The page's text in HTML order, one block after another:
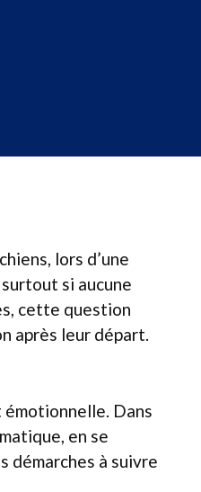
lors d’une
si aucune
cette question
après leur départ.
Dans
en se
démarches à suivre